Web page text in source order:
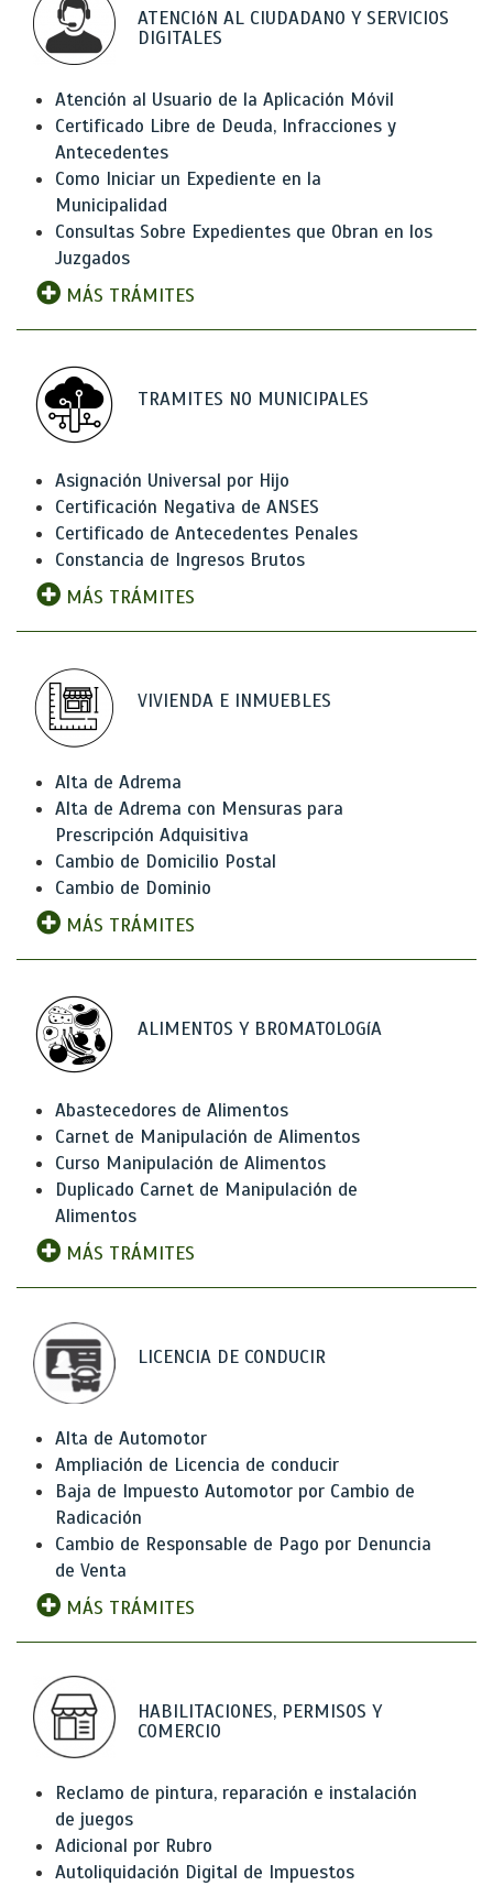
ATENCIóN AL CIUDADANO Y SERVICIOS
DIGITALES
Atención al Usuario de la Aplicación Móvil
Certificado Libre de Deuda, Infracciones y
Antecedentes
Como Iniciar un Expediente en la
Municipalidad
Consultas Sobre Expedientes que Obran en los
Juzgados
MÁS TRÁMITES
TRAMITES NO MUNICIPALES
Asignación Universal por Hijo
Certificación Negativa de ANSES
Certificado de Antecedentes Penales
Constancia de Ingresos Brutos
MÁS TRÁMITES
VIVIENDA E INMUEBLES
Alta de Adrema
Alta de Adrema con Mensuras para
Prescripción Adquisitiva
Cambio de Domicilio Postal
Cambio de Dominio
MÁS TRÁMITES
ALIMENTOS Y BROMATOLOGíA
Abastecedores de Alimentos
Carnet de Manipulación de Alimentos
Curso Manipulación de Alimentos
Duplicado Carnet de Manipulación de
Alimentos
MÁS TRÁMITES
LICENCIA DE CONDUCIR
Alta de Automotor
Ampliación de Licencia de conducir
Baja de Impuesto Automotor por Cambio de
Radicación
Cambio de Responsable de Pago por Denuncia
de Venta
MÁS TRÁMITES
HABILITACIONES, PERMISOS Y
COMERCIO
Reclamo de pintura, reparación e instalación
de juegos
Adicional por Rubro
Autoliquidación Digital de Impuestos